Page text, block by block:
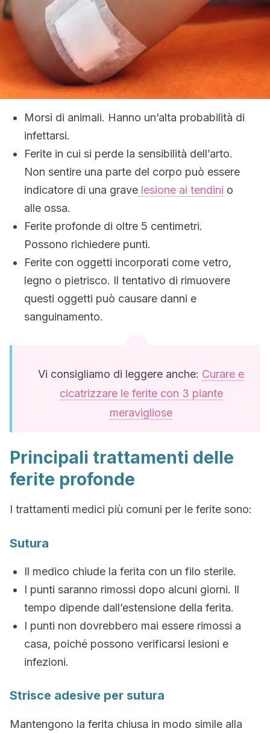
Morsi di animali. Hanno un’alta probabilità di
infettarsi.
Ferite in cui si perde la sensibilità dell’arto.
Non sentire una parte del corpo può essere
indicatore di una grave lesione ai tendini o
alle ossa.
Ferite profonde di oltre 5 centimetri.
Possono richiedere punti.
Ferite con oggetti incorporati come vetro,
legno o pietrisco. Il tentativo di rimuovere
questi oggetti può causare danni e
sanguinamento.
Vi consigliamo di leggere anche: Curare e
cicatrizzare le ferite con 3 piante
meravigliose
Principali trattamenti delle
ferite profonde
I trattamenti medici più comuni per le ferite sono:
Sutura
Il medico chiude la ferita con un filo sterile.
I punti saranno rimossi dopo alcuni giorni. Il
tempo dipende dall’estensione della ferita.
I punti non dovrebbero mai essere rimossi a
casa, poiché possono verificarsi lesioni e
infezioni.
Strisce adesive per sutura
Mantengono la ferita chiusa in modo simile alla